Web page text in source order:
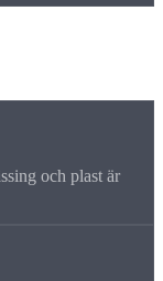
och plast är